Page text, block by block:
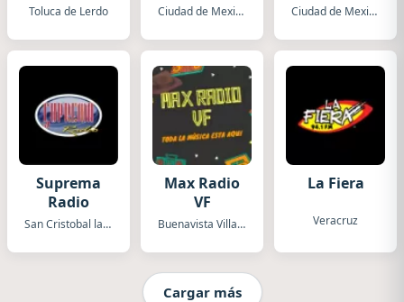
Toluca de Lerdo Ciudad de Mexico Ciudad de Mexico
Suprema
Radio
San Cristobal las Casas
Max Radio
VF
Buenavista Villaflores
La Fiera
Veracruz
Cargar más